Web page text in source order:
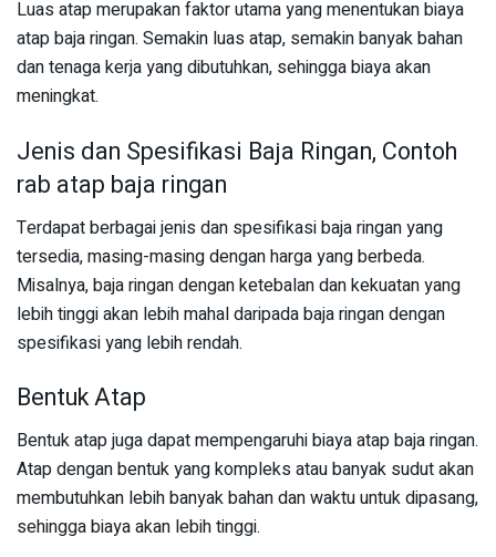
Luas atap merupakan faktor utama yang menentukan biaya
atap baja ringan. Semakin luas atap, semakin banyak bahan
dan tenaga kerja yang dibutuhkan, sehingga biaya akan
meningkat.
Jenis dan Spesifikasi Baja Ringan, Contoh
rab atap baja ringan
Terdapat berbagai jenis dan spesifikasi baja ringan yang
tersedia, masing-masing dengan harga yang berbeda.
Misalnya, baja ringan dengan ketebalan dan kekuatan yang
lebih tinggi akan lebih mahal daripada baja ringan dengan
spesifikasi yang lebih rendah.
Bentuk Atap
Bentuk atap juga dapat mempengaruhi biaya atap baja ringan.
Atap dengan bentuk yang kompleks atau banyak sudut akan
membutuhkan lebih banyak bahan dan waktu untuk dipasang,
sehingga biaya akan lebih tinggi.